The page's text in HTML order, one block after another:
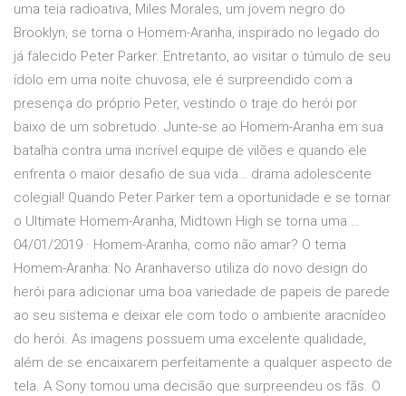
uma teia radioativa, Miles Morales, um jovem negro do
Brooklyn, se torna o Homem-Aranha, inspirado no legado do
já falecido Peter Parker. Entretanto, ao visitar o túmulo de seu
ídolo em uma noite chuvosa, ele é surpreendido com a
presença do próprio Peter, vestindo o traje do herói por
baixo de um sobretudo. Junte-se ao Homem-Aranha em sua
batalha contra uma incrível equipe de vilões e quando ele
enfrenta o maior desafio de sua vida… drama adolescente
colegial! Quando Peter Parker tem a oportunidade e se tornar
o Ultimate Homem-Aranha, Midtown High se torna uma …
04/01/2019 · Homem-Aranha, como não amar? O tema
Homem-Aranha: No Aranhaverso utiliza do novo design do
herói para adicionar uma boa variedade de papeis de parede
ao seu sistema e deixar ele com todo o ambiente aracnídeo
do herói. As imagens possuem uma excelente qualidade,
além de se encaixarem perfeitamente a qualquer aspecto de
tela. A Sony tomou uma decisão que surpreendeu os fãs. O